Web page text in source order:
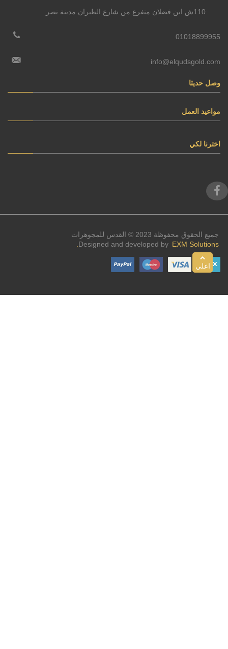
110ش ابن فضلان متفرع من شارع الطيران مدينة نصر
01018899955
info@elqudsgold.com
وصل حديثا
مواعيد العمل
اخترنا لكي
جميع الحقوق محفوظة 2023 © القدس للمجوهرات
Designed and developed by EXM Solutions.
اعلي